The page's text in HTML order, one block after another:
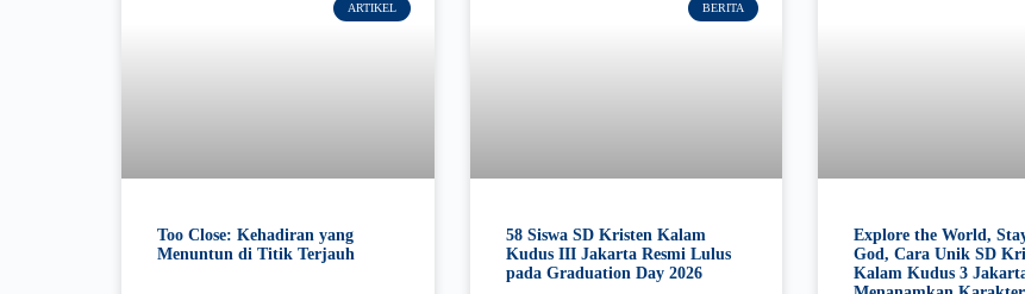
ARTIKEL
Too Close: Kehadiran yang
Menuntun di Titik Terjauh
BERITA
58 Siswa SD Kristen Kalam
Kudus III Jakarta Resmi Lulus
pada Graduation Day 2026
Explore the World,
God, Cara Unik SD
Kalam Kudus 3